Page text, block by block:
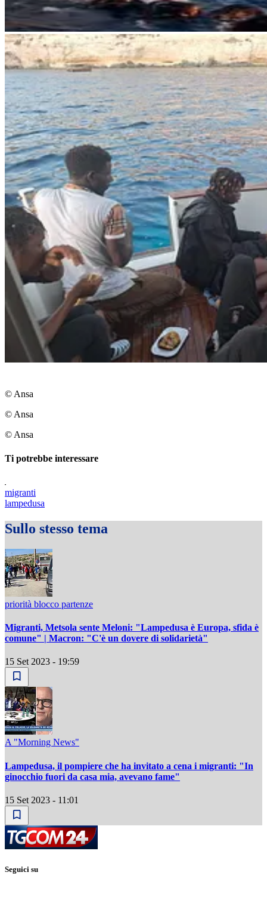
© Ansa
© Ansa
© Ansa
Ti potrebbe interessare
migranti
lampedusa
Sullo stesso tema
priorità blocco partenze
Migranti, Metsola sente Meloni: "Lampedusa è Europa, sfida è
comune" | Macron: "C'è un dovere di solidarietà"
15 Set 2023 - 19:59
A "Morning News"
Lampedusa, il pompiere che ha invitato a cena i migranti: "In
ginocchio fuori da casa mia, avevano fame"
15 Set 2023 - 11:01
Seguici su